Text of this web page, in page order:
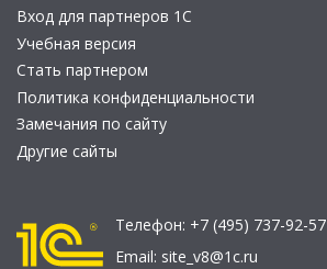
Вход для партнеров 1С
Учебная версия
Стать партнером
Политика конфиденциальности
Замечания по сайту
Другие сайты
Телефон: +7 (495) 737-92-57
Email: site_v8@1c.ru